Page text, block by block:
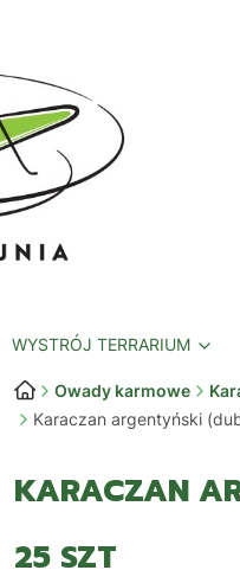
WYSTRÓJ TERRARIUM
Owady karmowe
Karaczan argentyński
KARACZAN
25 SZT